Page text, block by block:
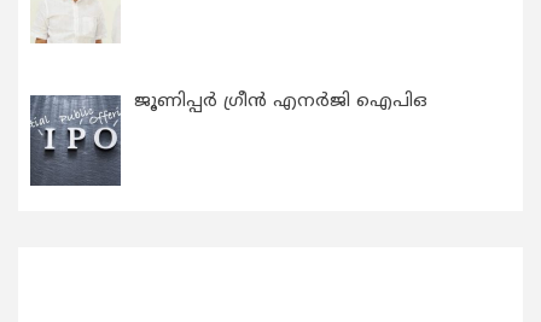
ജൂണിപ്പർ ഗ്രീൻ എനർജി ഐപിഒ